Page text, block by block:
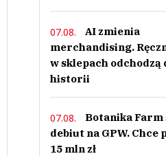
07.08.
AI zmienia
merchandising.
w sklepach odchodzą
historii
07.08.
Botanika Farm
debiut na GPW. Chce
15 mln zł